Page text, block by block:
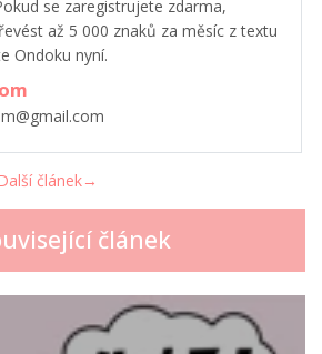
se zaregistrujete zdarma,
až 5 000 znaků za měsíc z textu
Ondoku nyní.
Další článek→
článek